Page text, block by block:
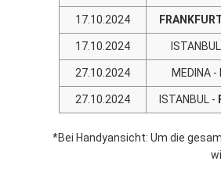
17.10.2024
17.10.2024
27.10.2024 MEDINA -
27.10.2024 ISTANBUL -
*Bei Handyansicht: Um die